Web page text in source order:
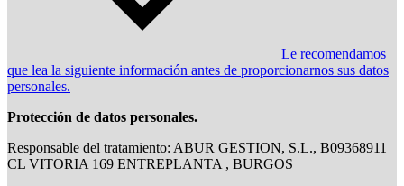
Le recomendamos
que lea la siguiente información antes de proporcionarnos sus datos
personales.
Protección de datos personales.
Responsable del tratamiento: ABUR GESTION, S.L., B09368911
CL VITORIA 169 ENTREPLANTA , BURGOS